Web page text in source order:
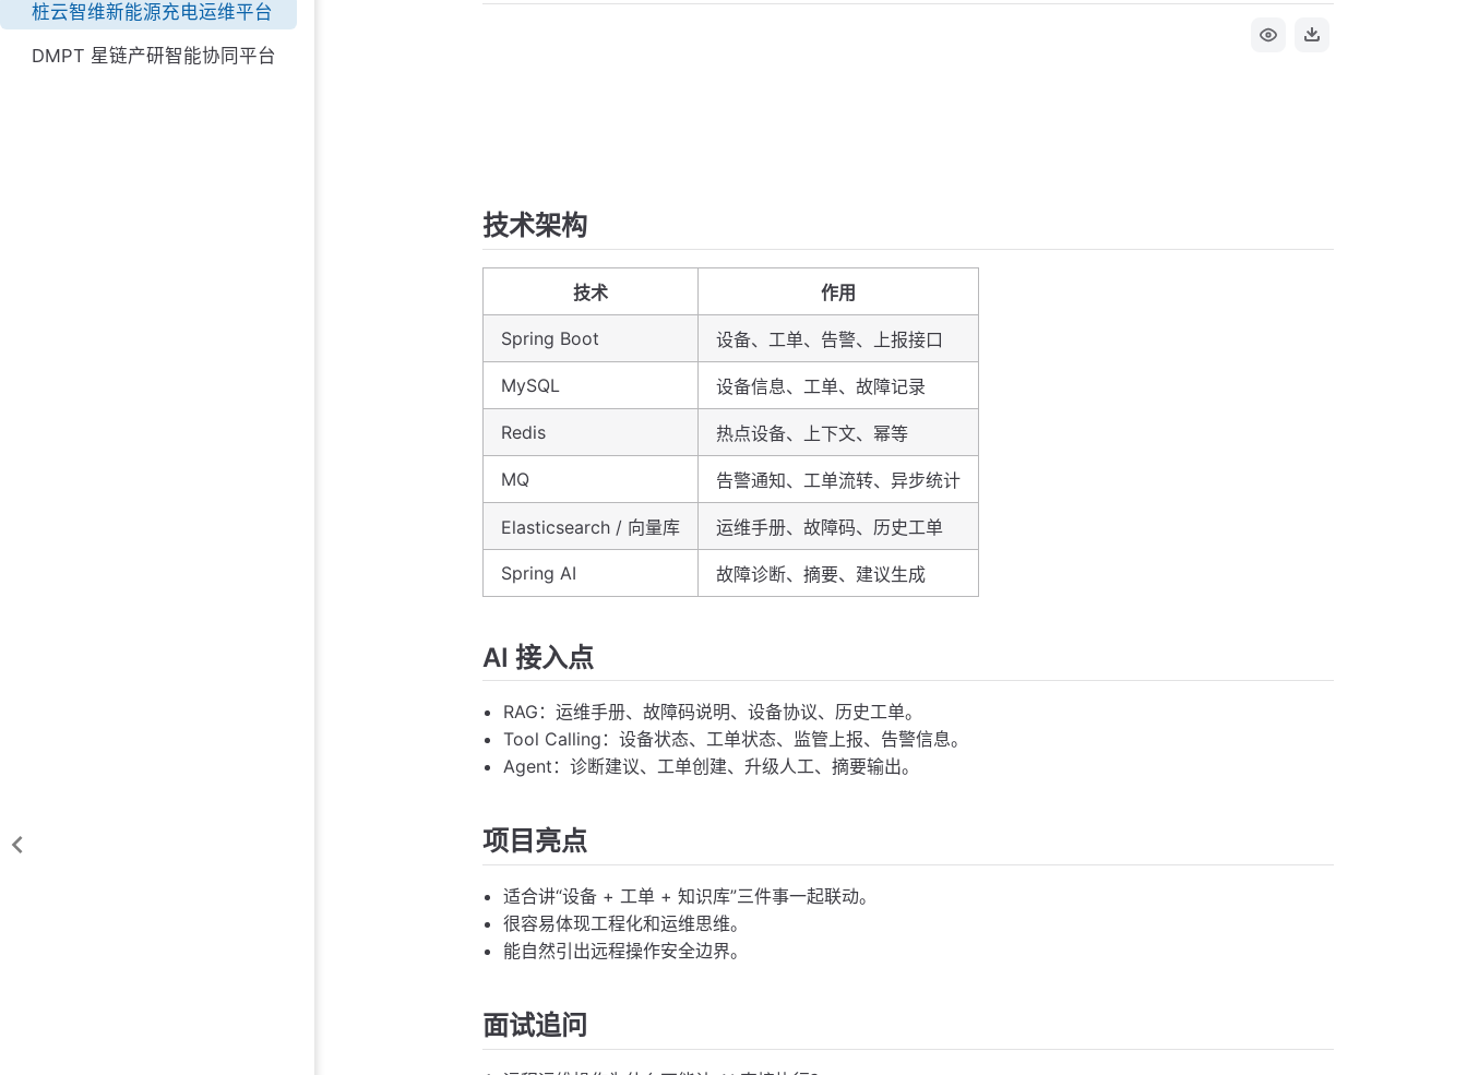
桩云智维新能源充电运维平台
DMPT 星链产研智能协同平台
技术架构
技术 作用
Spring Boot 设备、工单、告警、上报接口
MySQL 设备信息、工单、故障记录
Redis 热点设备、上下文、幂等
MQ 告警通知、工单流转、异步统计
Elasticsearch / 向量库 运维手册、故障码、历史工单
Spring AI 故障诊断、摘要、建议生成
AI 接入点
RAG：运维手册、故障码说明、设备协议、历史工单。
Tool Calling：设备状态、工单状态、监管上报、告警信息。
Agent：诊断建议、工单创建、升级人工、摘要输出。
项目亮点
适合讲“设备 + 工单 + 知识库”三件事一起联动。
很容易体现工程化和运维思维。
能自然引出远程操作安全边界。
面试追问